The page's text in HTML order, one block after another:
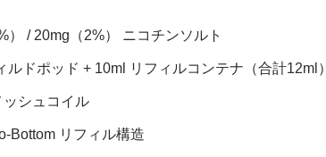
） / 20mg（2%） ニコチンソルト
ルドポッド + 10ml リフィルコンテナ（合計12ml）
ッシュコイル
Bottom リフィル構造